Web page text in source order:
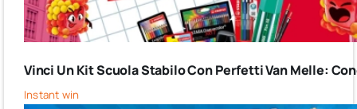
Vinci Un Kit Scuola Stabilo Con Perfetti Van Melle:
Instant win